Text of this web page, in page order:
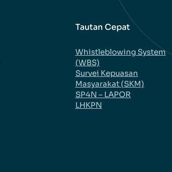
Tautan Cepat
Whistleblowing System
(WBS)
Survei Kepuasan
Masyarakat (SKM)
SP4N – LAPOR
LHKPN